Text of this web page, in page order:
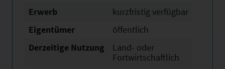
Erwerb
kurzfristig verfügbar
Eigentümer
öffentlich
Derzeitige Nutzung
Land- oder
Fortwirtschaftlich